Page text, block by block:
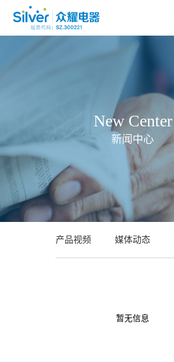
New Center
新闻中心
产品视频 媒体动态
暂无信息